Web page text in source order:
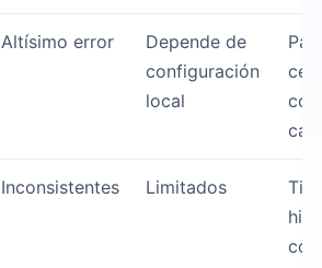
Altísimo error
Depende de
configuración
local
Inconsistentes Limitados